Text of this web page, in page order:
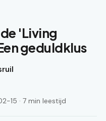
'Living
geduldklus
15 · 7 min leestijd